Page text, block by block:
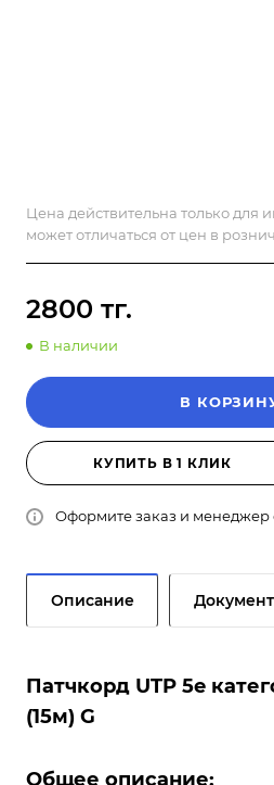
Цена действительна только для
может отличаться от цен в
2800 тг.
В наличии
В
КУПИТЬ В 1 КЛИК
Оформите заказ и менеджер
Описание
Патчкорд UTP 5e
(15м) G
Общее описание: